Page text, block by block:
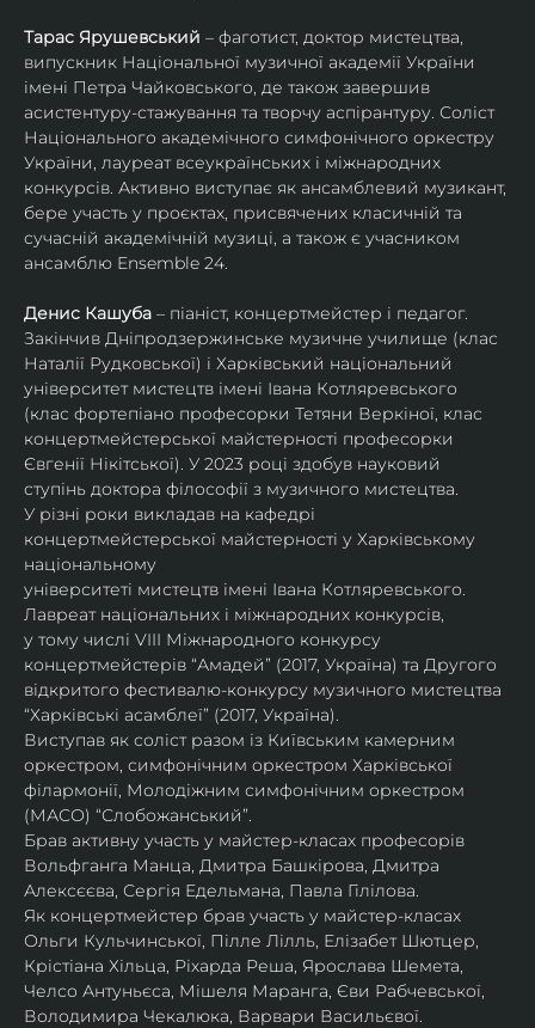
Тарас Ярушевський – фаготист, доктор мистецтва,
випускник Національної музичної академії України
імені Петра Чайковського, де також завершив
асистентуру-стажування та творчу аспірантуру. Соліст
Національного академічного симфонічного оркестру
України, лауреат всеукраїнських і міжнародних
конкурсів. Активно виступає як ансамблевий музикант,
бере участь у проєктах, присвячених класичній та
сучасній академічній музиці, а також є учасником
ансамблю Ensemble 24.
Денис Кашуба – піаніст, концертмейстер і педагог.
Закінчив Дніпродзержинське музичне училище (клас
Наталії Рудковської) і Харківський національний
університет мистецтв імені Івана Котляревського
(клас фортепіано професорки Тетяни Веркіної, клас
концертмейстерської майстерності професорки
Євгенії Нікітської). У 2023 році здобув науковий
ступінь доктора філософії з музичного мистецтва.
У різні роки викладав на кафедрі
концертмейстерської майстерності у Харківському
національному
університеті мистецтв імені Івана Котляревського.
Лавреат національних і міжнародних конкурсів,
у тому числі VIII Міжнародного конкурсу
концертмейстерів “Амадей” (2017, Україна) та Другого
відкритого фестивалю-конкурсу музичного мистецтва
“Харківські асамблеї” (2017, Україна).
Виступав як соліст разом із Київським камерним
оркестром, симфонічним оркестром Харківської
філармонії, Молодіжним симфонічним оркестром
(МАСО) “Слобожанський”.
Брав активну участь у майстер-класах професорів
Вольфганга Манца, Дмитра Башкірова, Дмитра
Алексєєва, Сергія Едельмана, Павла Гілілова.
Як концертмейстер брав участь у майстер-класах
Ольги Кульчинської, Пілле Лілль, Елізабет Шютцер,
Крістіана Хільца, Ріхарда Реша, Ярослава Шемета,
Челсо Антуньєса, Мішеля Маранга, Єви Рабчевської,
Володимира Чекалюка, Варвари Васильєвої.